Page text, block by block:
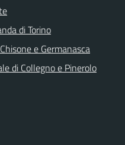
di Torino
e Germanasca
di Collegno e Pinerolo